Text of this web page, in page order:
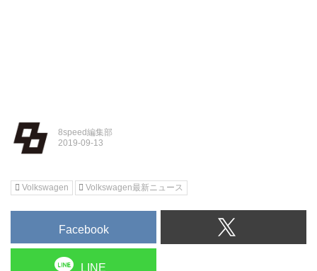
8speed編集部
Volkswagen Volkswagen最新ニュース
Facebook
LINE